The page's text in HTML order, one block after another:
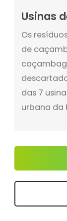
Usinas
Os
de
das 7
urbana da